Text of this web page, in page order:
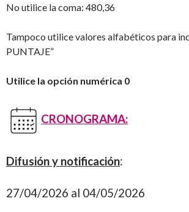
No utilice la coma: 480,36
Tampoco utilice valores alfabéticos para
PUNTAJE”
Utilice la opción numérica 0
CRONOGRAMA:
Difusión y notificación:
27/04/2026 al 04/05/2026